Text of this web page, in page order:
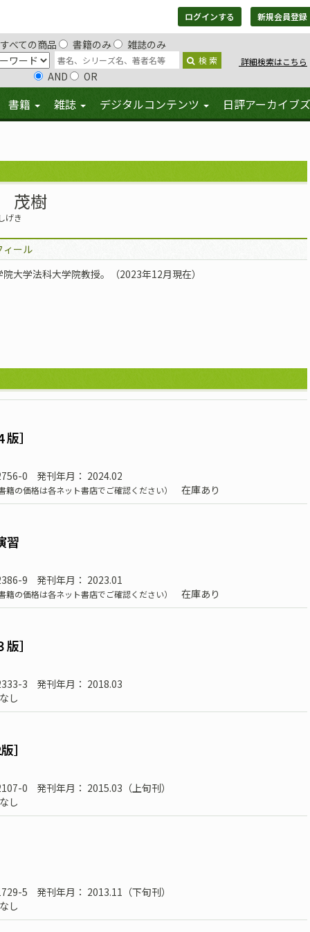
ログインする 新規会員登録
すべての商品 書籍のみ 雑誌のみ
検 索 詳細検索はこちら
AND OR
書籍 雑誌 デジタルコンテンツ 日評アーカイブズ
茂樹
げき
ィール
院大学法科大学院教授。（2023年12月現在）
］
0
発刊年月： 2024.02
籍の価格は各ネット書店でご確認ください） 在庫あり
習
9
発刊年月： 2023.01
籍の価格は各ネット書店でご確認ください） 在庫あり
］
3
発刊年月： 2018.03
し
］
0
発刊年月： 2015.03（上旬刊）
し
5
発刊年月： 2013.11（下旬刊）
し